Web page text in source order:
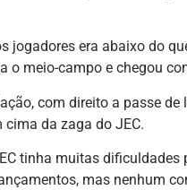
jogadores era abaixo do
o meio-campo e chegou
com direito a passe de
da zaga do JEC.
tinha muitas
mas nenhum